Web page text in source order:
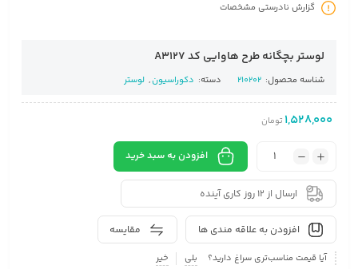
گزارش نادرستی مشخصات
لوستر بچگانه طرح هاوایی کد A3127
شناسه محصول: 210202 دسته: دکوراسیون, لوستر
1,528,000 تومان
افزودن به سبد خرید
ارسال از 12 روز کاری آینده
مقایسه افزودن به علاقه مندی ها
آیا قیمت مناسب‌تری سراغ دارید؟ بلی خیر